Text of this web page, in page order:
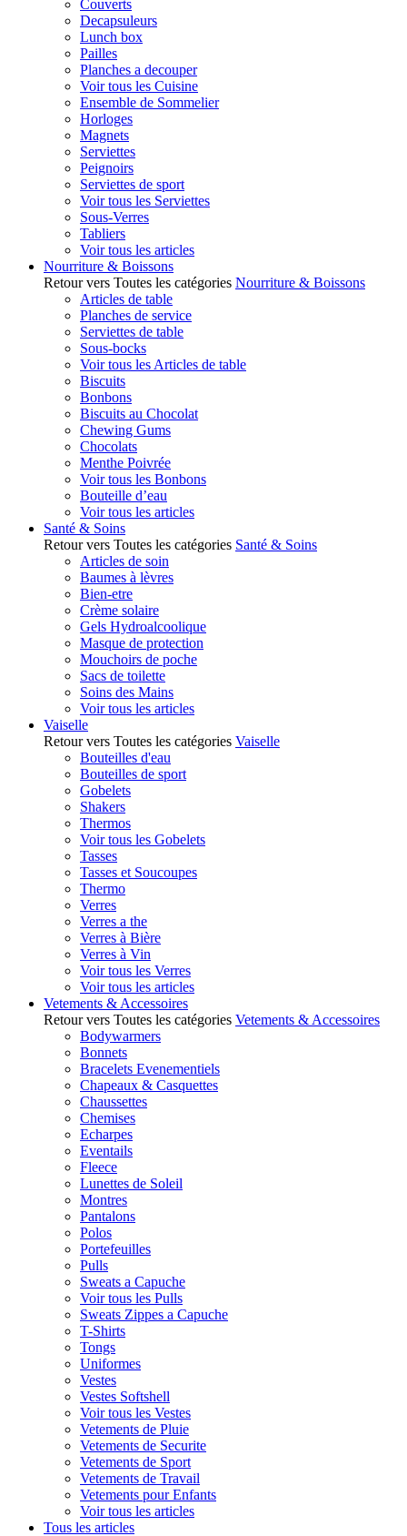
Couverts
Decapsuleurs
Lunch box
Pailles
Planches a decouper
Voir tous les Cuisine
Ensemble de Sommelier
Horloges
Magnets
Serviettes
Peignoirs
Serviettes de sport
Voir tous les Serviettes
Sous-Verres
Tabliers
Voir tous les articles
Nourriture & Boissons
Retour vers Toutes les catégories Nourriture & Boissons
Articles de table
Planches de service
Serviettes de table
Sous-bocks
Voir tous les Articles de table
Biscuits
Bonbons
Biscuits au Chocolat
Chewing Gums
Chocolats
Menthe Poivrée
Voir tous les Bonbons
Bouteille d’eau
Voir tous les articles
Santé & Soins
Retour vers Toutes les catégories Santé & Soins
Articles de soin
Baumes à lèvres
Bien-etre
Crème solaire
Gels Hydroalcoolique
Masque de protection
Mouchoirs de poche
Sacs de toilette
Soins des Mains
Voir tous les articles
Vaiselle
Retour vers Toutes les catégories Vaiselle
Bouteilles d'eau
Bouteilles de sport
Gobelets
Shakers
Thermos
Voir tous les Gobelets
Tasses
Tasses et Soucoupes
Thermo
Verres
Verres a the
Verres à Bière
Verres à Vin
Voir tous les Verres
Voir tous les articles
Vetements & Accessoires
Retour vers Toutes les catégories Vetements & Accessoires
Bodywarmers
Bonnets
Bracelets Evenementiels
Chapeaux & Casquettes
Chaussettes
Chemises
Echarpes
Eventails
Fleece
Lunettes de Soleil
Montres
Pantalons
Polos
Portefeuilles
Pulls
Sweats a Capuche
Voir tous les Pulls
Sweats Zippes a Capuche
T-Shirts
Tongs
Uniformes
Vestes
Vestes Softshell
Voir tous les Vestes
Vetements de Pluie
Vetements de Securite
Vetements de Sport
Vetements de Travail
Vetements pour Enfants
Voir tous les articles
Tous les articles